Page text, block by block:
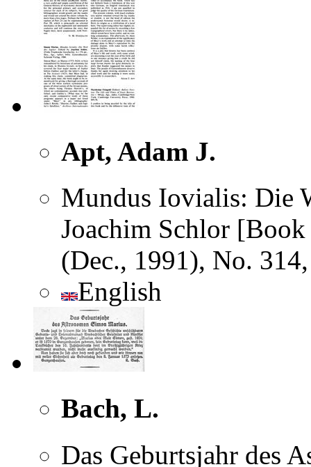
Apt, Adam J.
Mundus Iovialis: Die
Joachim Schlor
(Dec., 1991), No.
English
Bach, L.
Das Geburtsjahr des